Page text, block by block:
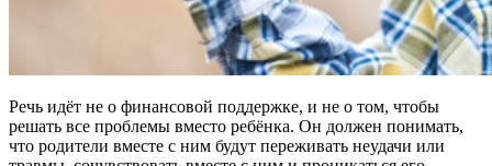
Речь идёт не о финансовой поддержке, и не о том, чтобы
решать все проблемы вместо ребёнка. Он должен понимать,
что родители вместе с ним будут переживать неудачи или